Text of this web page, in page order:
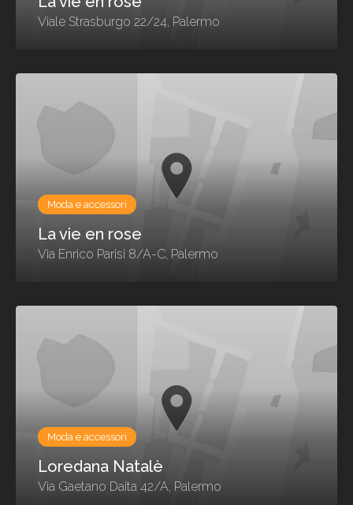
Viale Strasburgo 22/24, Palermo
Moda e accessori
La vie en rose
Via Enrico Parisi 8/A-C, Palermo
Moda e accessori
Loredana Natalè
Via Gaetano Daita 42/A, Palermo